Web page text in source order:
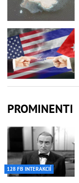
PROMINENTI
128 FB INTERAKCIÍ